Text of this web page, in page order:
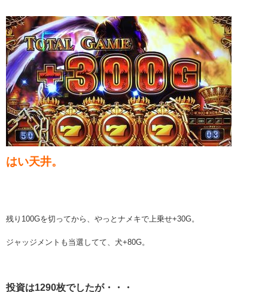
はい天井。
残り100Gを切ってから、やっとナメキで上乗せ+30G。
ジャッジメントも当選してて、犬+80G。
投資は1290枚でしたが・・・